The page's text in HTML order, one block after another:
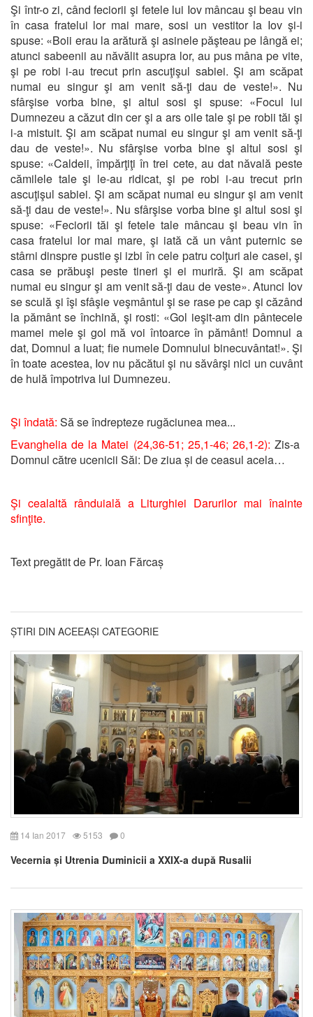
Şi într-o zi, când feciorii şi fetele lui Iov mâncau şi beau vin
în casa fratelui lor mai mare, sosi un vestitor la Iov şi-i
spuse: «Boii erau la arătură şi asinele păşteau pe lângă ei;
atunci sabeenii au năvălit asupra lor, au pus mâna pe vite,
şi pe robi i-au trecut prin ascuţişul sabiei. Şi am scăpat
numai eu singur şi am venit să-ţi dau de veste!». Nu
sfârşise vorba bine, şi altul sosi şi spuse: «Focul lui
Dumnezeu a căzut din cer şi a ars oile tale şi pe robii tăi şi
i-a mistuit. Şi am scăpat numai eu singur şi am venit să-ţi
dau de veste!». Nu sfârşise vorba bine şi altul sosi şi
spuse: «Caldeii, împărţiţi în trei cete, au dat năvală peste
cămilele tale şi le-au ridicat, şi pe robi i-au trecut prin
ascuţişul sabiei. Şi am scăpat numai eu singur şi am venit
să-ţi dau de veste!». Nu sfârşise vorba bine şi altul sosi şi
spuse: «Feciorii tăi şi fetele tale mâncau şi beau vin în
casa fratelui lor mai mare, şi iată că un vânt puternic se
stârni dinspre pustie şi izbi în cele patru colţuri ale casei, şi
casa se prăbuşi peste tineri şi ei muriră. Şi am scăpat
numai eu singur şi am venit să-ţi dau de veste». Atunci Iov
se sculă şi îşi sfâşie veşmântul şi se rase pe cap şi căzând
la pământ se închină, şi rosti: «Gol ieşit-am din pântecele
mamei mele şi gol mă voi întoarce în pământ! Domnul a
dat, Domnul a luat; fie numele Domnului binecuvântat!». Şi
în toate acestea, Iov nu păcătui şi nu săvârşi nici un cuvânt
de hulă împotriva lui Dumnezeu.
Şi îndată: Să se îndrepteze rugăciunea mea...
Evanghelia de la Matei (24,36-51; 25,1-46; 26,1-2): Zis-a
Domnul către ucenicii Săi: De ziua și de ceasul acela…
Şi cealaltă rânduială a Liturghiei Darurilor mai înainte
sfinţite.
Text pregătit de Pr. Ioan Fărcaș
ȘTIRI DIN ACEEAȘI CATEGORIE
14 Ian 2017 5153 0
Vecernia și Utrenia Duminicii a XXIX-a după Rusalii